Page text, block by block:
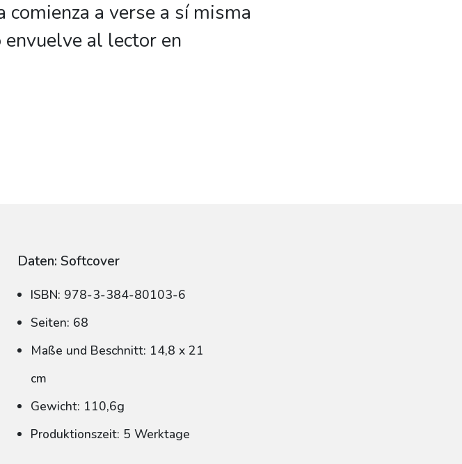
a verse a sí misma
al lector en
Daten: Softcover
ISBN: 978-3-384-80103-6
Seiten: 68
Maße und Beschnitt: 14,8 x 21
cm
Gewicht: 110,6g
Produktionszeit: 5 Werktage